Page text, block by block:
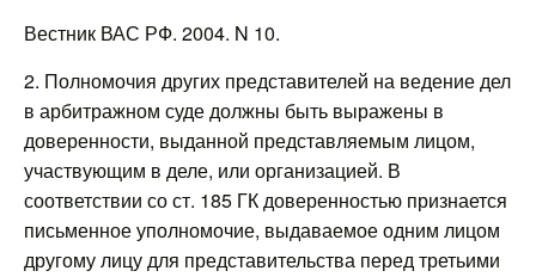
Вестник ВАС РФ. 2004. N 10.
2. Полномочия других представителей на ведение дел
в арбитражном суде должны быть выражены в
доверенности, выданной представляемым лицом,
участвующим в деле, или организацией. В
соответствии со ст. 185 ГК доверенностью признается
письменное уполномочие, выдаваемое одним лицом
другому лицу для представительства перед третьими